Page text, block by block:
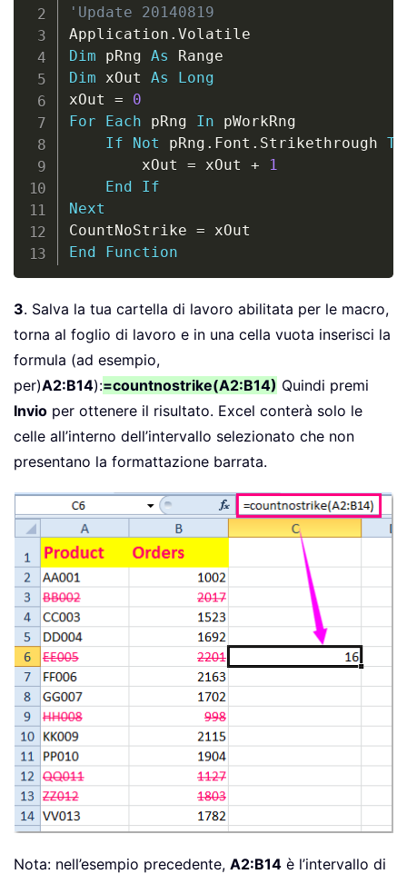
'Update 20140819
Application .
Dim pRng As
Dim xOut As
Long
xOut =
0
For
Each pRng In pWorkRng
If
Not pRng . Font . Strikethrough
        xOut
= xOut +
1
End
If
Next
CountNoStrike =
End
Function
3. Salva la tua cartella di lavoro abilitata per le macro,
torna al foglio di lavoro e in una cella vuota inserisci la
formula (ad esempio,
per)A2:B14):=countnostrike(A2:B14) Quindi premi
Invio per ottenere il risultato. Excel conterà solo le
celle all’interno dell’intervallo selezionato che non
presentano la formattazione barrata.
Nota: nell’esempio precedente, A2:B14 è l’intervallo di